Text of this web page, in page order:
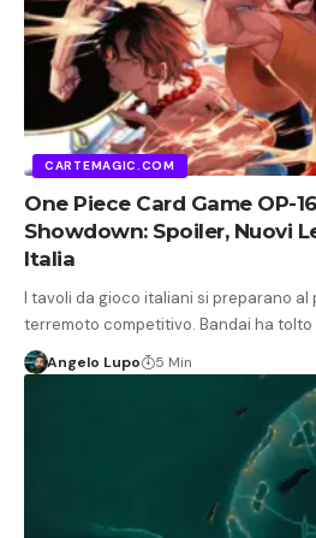
CARTEMAGIC.COM
One Piece Card Game OP-
Showdown: Spoiler, Nuovi
Italia
I tavoli da gioco italiani si preparano al
terremoto competitivo. Bandai ha tolto
Angelo Lupo 5 Min